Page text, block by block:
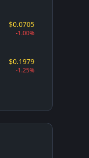
$0.0705
-1.00%
$0.1979
-1.25%